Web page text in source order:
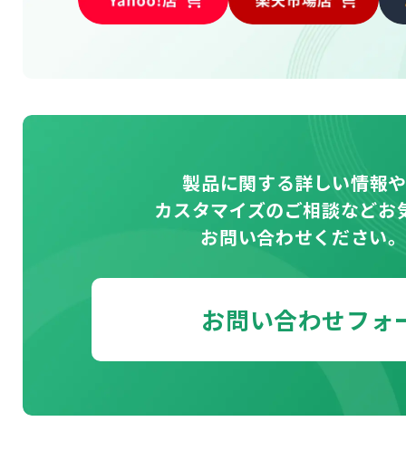
製品に関する詳しい情報
カスタマイズのご相談などお
お問い合わせください。
お問い合わせフォ